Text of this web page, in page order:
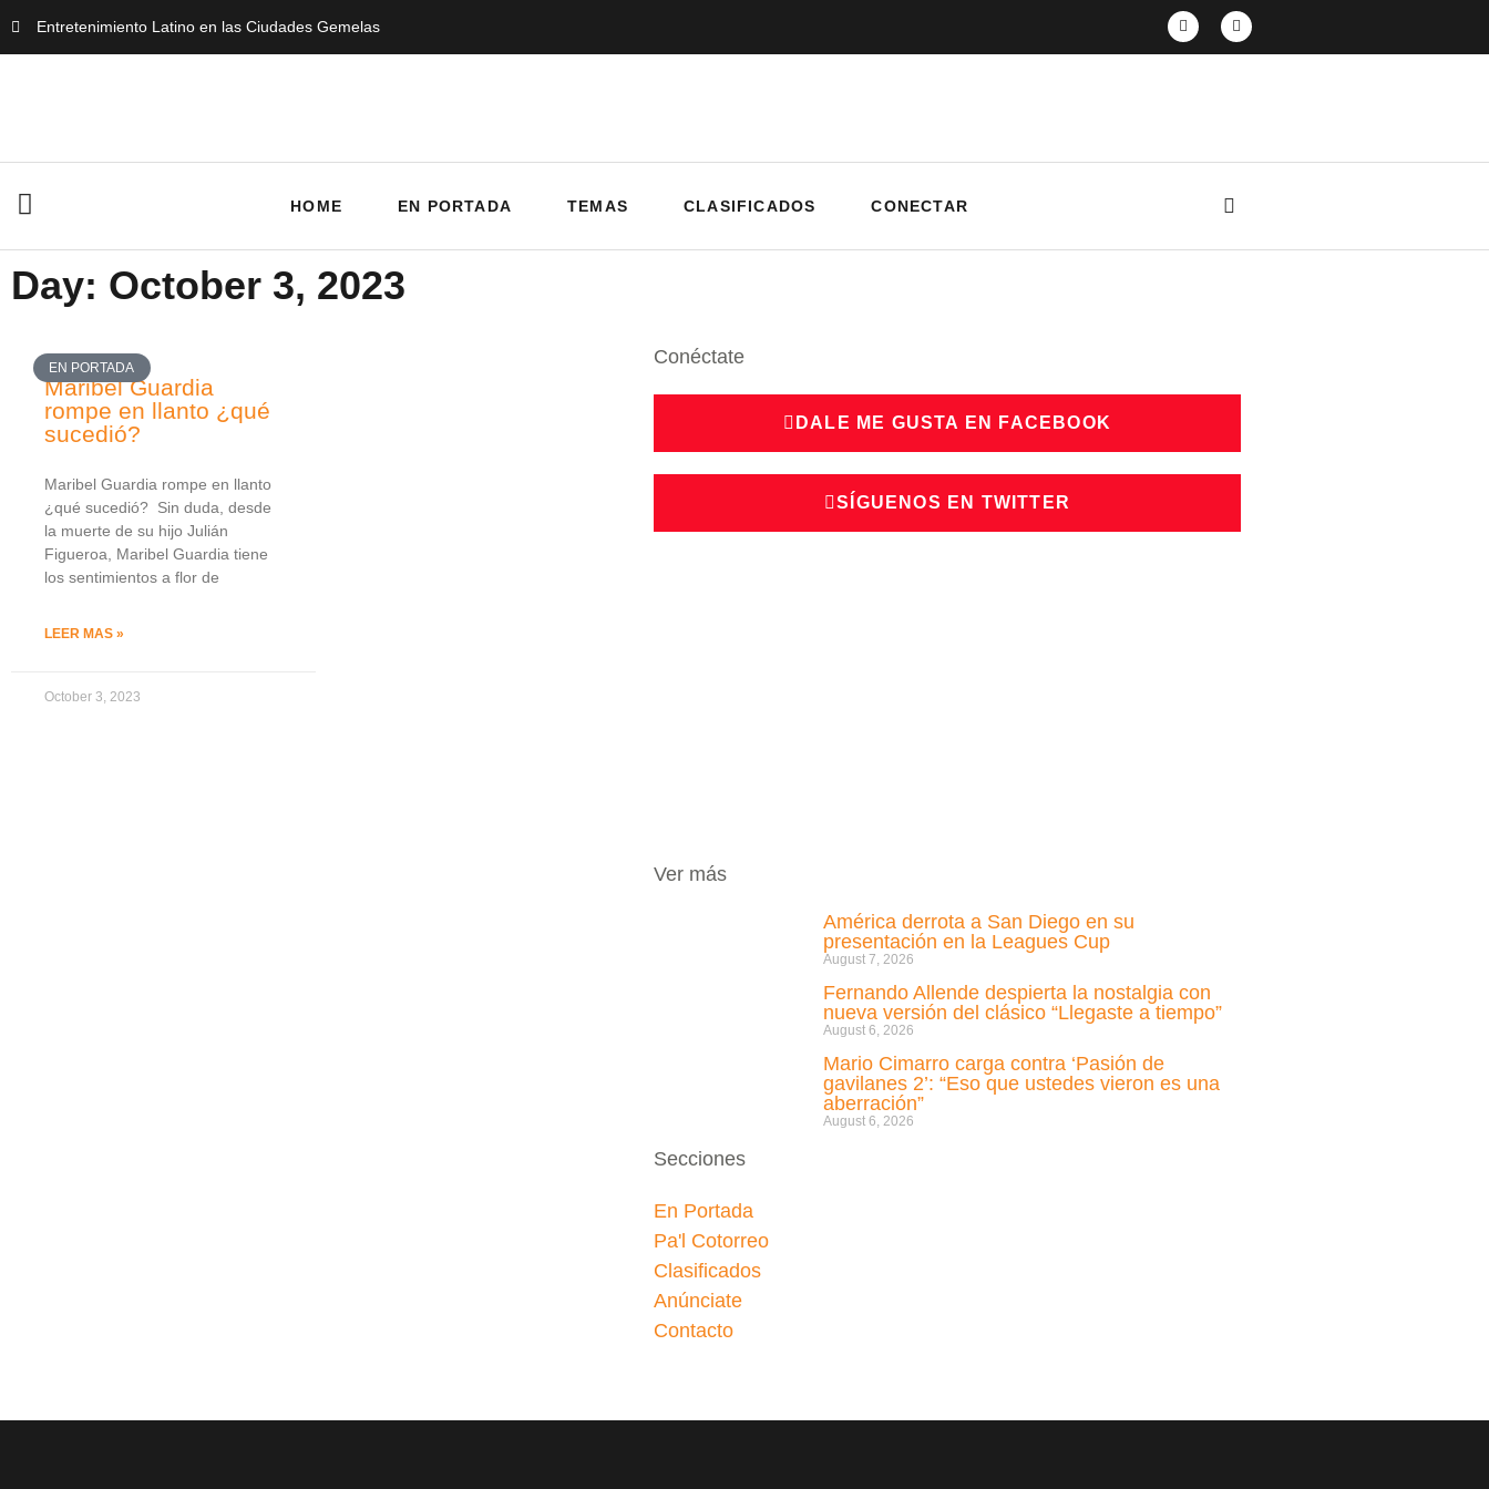
Entretenimiento Latino en las Ciudades Gemelas
HOME EN PORTADA TEMAS CLASIFICADOS CONECTAR
Day: October 3, 2023
EN PORTADA
Maribel Guardia
rompe en llanto ¿qué
sucedió?
Maribel Guardia rompe en llanto
¿qué sucedió? Sin duda, desde
la muerte de su hijo Julián
Figueroa, Maribel Guardia tiene
los sentimientos a flor de
LEER MAS »
October 3, 2023
Conéctate
DALE ME GUSTA EN FACEBOOK
SÍGUENOS EN TWITTER
Ver más
América derrota a San Diego en su
presentación en la Leagues Cup
August 7, 2026
Fernando Allende despierta la nostalgia con
nueva versión del clásico “Llegaste a tiempo”
August 6, 2026
Mario Cimarro carga contra ‘Pasión de
gavilanes 2’: “Eso que ustedes vieron es una
aberración”
August 6, 2026
Secciones
En Portada
Pa'l Cotorreo
Clasificados
Anúnciate
Contacto